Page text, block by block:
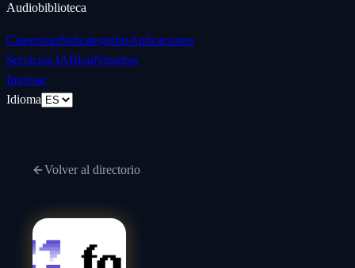
Audiobiblioteca
CategoríasSubcategoríasAplicaciones
Servicios IABlogNosotros
Ingresar
Idioma
Volver al directorio